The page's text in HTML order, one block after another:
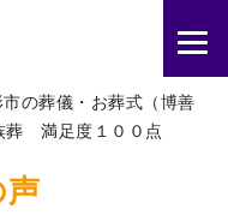
の葬儀・お葬式（博善
満足度１００点
声